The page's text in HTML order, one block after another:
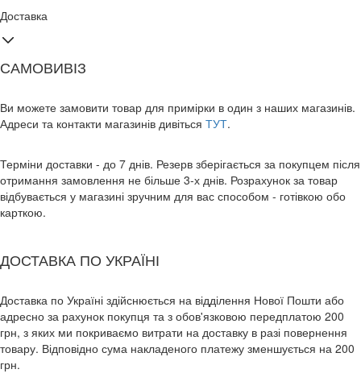
Доставка
САМОВИВІЗ
Ви можете замовити товар для примірки в один з наших магазинів.
Адреси та контакти магазинів дивіться ТУТ.
Терміни доставки - до 7 днів. Резерв зберігається за покупцем після
отримання замовлення не більше 3-х днів. Розрахунок за товар
відбувається у магазині зручним для вас способом - готівкою обо
карткою.
ДОСТАВКА ПО УКРАЇНІ
Доставка по Україні здійснюється на відділення Нової Пошти або
адресно за рахунок покупця та з обов'язковою передплатою 200
грн, з яких ми покриваємо витрати на доставку в разі повернення
товару. Відповідно сума накладеного платежу зменшується на 200
грн.